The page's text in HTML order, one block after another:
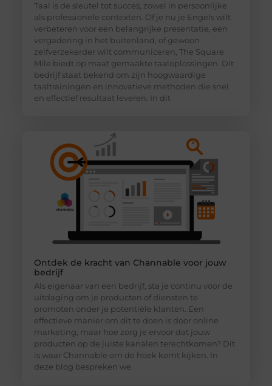
Taal is de sleutel tot succes, zowel in persoonlijke
als professionele contexten. Of je nu je Engels wilt
verbeteren voor een belangrijke presentatie, een
vergadering in het buitenland, of gewoon
zelfverzekerder wilt communiceren, The Square
Mile biedt op maat gemaakte taaloplossingen. Dit
bedrijf staat bekend om zijn hoogwaardige
taaltrainingen en innovatieve methoden die snel
en effectief resultaat leveren. In dit
Ontdek de kracht van Channable voor jouw
bedrijf
Als eigenaar van een bedrijf, sta je continu voor de
uitdaging om je producten of diensten te
promoten onder je potentiële klanten. Een
effectieve manier om dit te doen is door online
marketing, maar hoe zorg je ervoor dat jouw
producten op de juiste kanalen terechtkomen? Dit
is waar Channable om de hoek komt kijken. In
deze blog bespreken we